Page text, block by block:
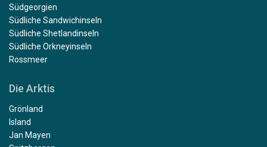
Südgeorgien
Südliche Sandwichinseln
Südliche Shetlandinseln
Südliche Orkneyinseln
Rossmeer
Die Arktis
Grönland
Island
Jan Mayen